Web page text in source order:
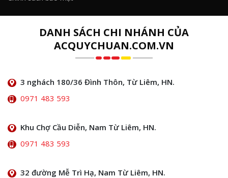
DANH SÁCH CHI NHÁNH CỦA
ACQUYCHUAN.COM.VN
3 nghách 180/36 Đình Thôn, Từ Liêm, HN.
0971 483 593
Khu Chợ Cầu Diễn, Nam Từ Liêm, HN.
0971 483 593
32 đường Mễ Trì Hạ, Nam Từ Liêm, HN.